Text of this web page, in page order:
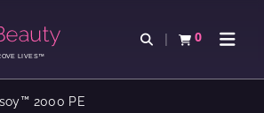
LIVES™
検索を開く
0
カートを確認す
ナビ
2000 PE